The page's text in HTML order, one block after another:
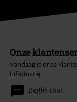
Onze
Vandaag is onze
informatie
Begin chat